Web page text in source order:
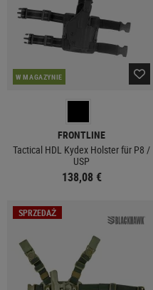
W MAGAZYNIE
FRONTLINE
Tactical HDL Kydex Holster für P8 /
USP
138,08 €
SPRZEDAŻ